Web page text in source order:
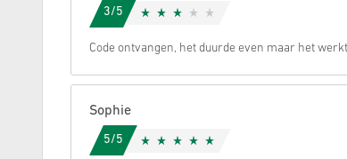
3/5
Code ontvangen, het duurde even maar het
Sophie
5/5